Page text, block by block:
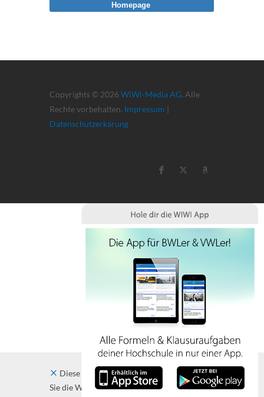
Copyrights © 2026 WiWi-Media AG. Alle
Rechte vorbehalten. Impressum |
Datenschutzerkärung
Diese Website verwendet Cookies. Indem
Sie die Website und ihre Angebote nutzen
Homepage